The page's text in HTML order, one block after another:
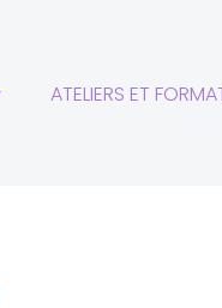
ATELIERS ET